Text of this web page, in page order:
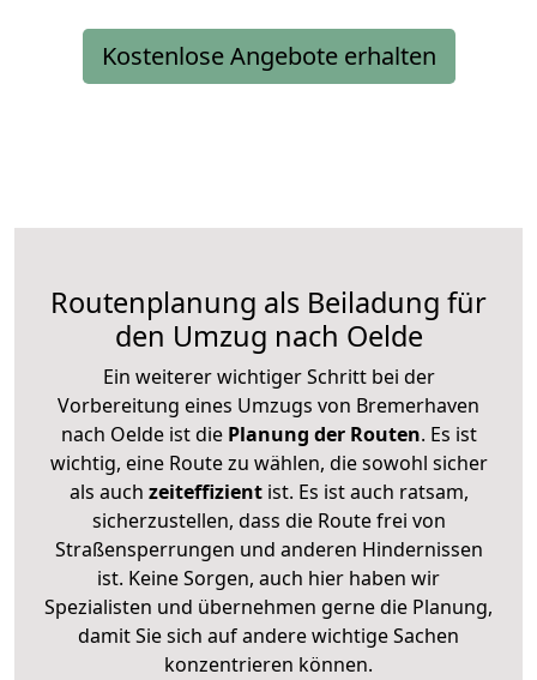
Kostenlose Angebote erhalten
Routenplanung als Beiladung für
den Umzug nach Oelde
Ein weiterer wichtiger Schritt bei der
Vorbereitung eines Umzugs von Bremerhaven
nach Oelde ist diePlanung der Routen. Es ist
wichtig, eine Route zu wählen, die sowohl sicher
als auch zeiteffizientist. Es ist auch ratsam,
sicherzustellen, dass die Route frei von
Straßensperrungen und anderen Hindernissen
ist. Keine Sorgen, auch hier haben wir
Spezialisten und übernehmen gerne die Planung,
damit Sie sich auf andere wichtige Sachen
konzentrieren können.